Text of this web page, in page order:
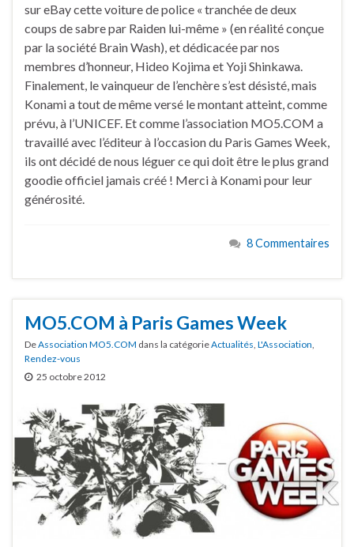
sur eBay cette voiture de police « tranchée de deux
coups de sabre par Raiden lui-même » (en réalité conçue
par la société Brain Wash), et dédicacée par nos
membres d’honneur, Hideo Kojima et Yoji Shinkawa.
Finalement, le vainqueur de l’enchère s’est désisté, mais
Konami a tout de même versé le montant atteint, comme
prévu, à l’UNICEF. Et comme l’association MO5.COM a
travaillé avec l’éditeur à l’occasion du Paris Games Week,
ils ont décidé de nous léguer ce qui doit être le plus grand
goodie officiel jamais créé ! Merci à Konami pour leur
générosité.
8 Commentaires
MO5.COM à Paris Games Week
DeAssociation MO5.COM dans la catégorieActualités, L'Association,
Rendez-vous
25 octobre 2012